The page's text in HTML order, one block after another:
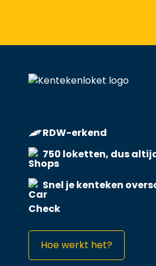
RDW-erkend
750 loketten, dus
Snel je kenteken
Hoe werkt het?